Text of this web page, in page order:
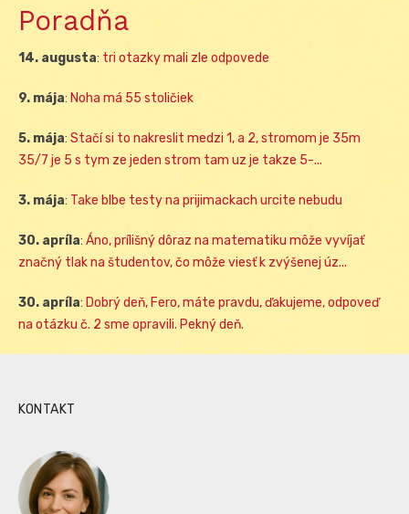
Poradňa
14. augusta: tri otazky mali zle odpovede
9. mája: Noha má 55 stoličiek
5. mája: Stačí si to nakreslit medzi 1, a 2, stromom je 35m
35/7 je 5 s tym ze jeden strom tam uz je takze 5-...
3. mája: Take blbe testy na prijimackach urcite nebudu
30. apríla: Áno, prílišný dôraz na matematiku môže vyvíjať
značný tlak na študentov, čo môže viesť k zvýšenej úz...
30. apríla: Dobrý deň, Fero, máte pravdu, ďakujeme, odpoveď
na otázku č. 2 sme opravili. Pekný deň.
KONTAKT